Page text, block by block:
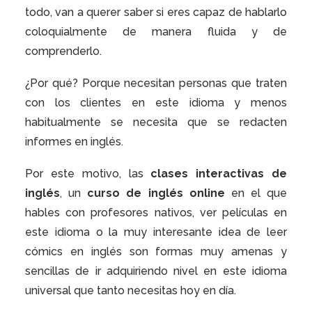
todo, van a querer saber si eres capaz de hablarlo
coloquialmente de manera fluida y de
comprenderlo.
¿Por qué? Porque necesitan personas que traten
con los clientes en este idioma y menos
habitualmente se necesita que se redacten
informes en inglés.
Por este motivo, las clases interactivas de
inglés, un curso de inglés online en el que
hables con profesores nativos, ver películas en
este idioma o la muy interesante idea de leer
cómics en inglés son formas muy amenas y
sencillas de ir adquiriendo nivel en este idioma
universal que tanto necesitas hoy en día.